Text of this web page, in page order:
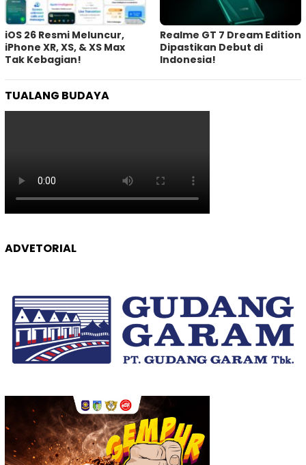
iOS 26 Resmi Meluncur,
iPhone XR, XS, & XS Max
Tak Kebagian!
Realme GT 7 Dream Edition
Dipastikan Debut di
Indonesia!
TUALANG BUDAYA
ADVETORIAL